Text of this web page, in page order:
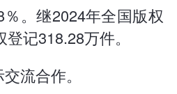
。继2024年全国版权
记318.28万件。
流合作。